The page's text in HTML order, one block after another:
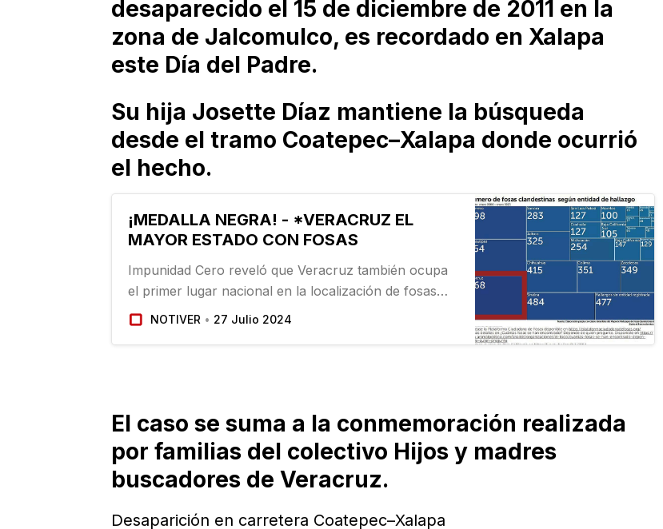
desaparecido el 15 de diciembre de 2011 en la
zona de Jalcomulco, es recordado en Xalapa
este Día del Padre.
Su hija Josette Díaz mantiene la búsqueda
desde el tramo Coatepec–Xalapa donde ocurrió
el hecho.
¡MEDALLA NEGRA! - *VERACRUZ EL
MAYOR ESTADO CON FOSAS
Impunidad Cero reveló que Veracruz también ocupa
el primer lugar nacional en la localización de fosas
clandestinas. Los datos presentados, señala el
NOTIVER 27 Julio 2024
El caso se suma a la conmemoración realizada
por familias del colectivo Hijos y madres
buscadores de Veracruz.
Desaparición en carretera Coatepec–Xalapa